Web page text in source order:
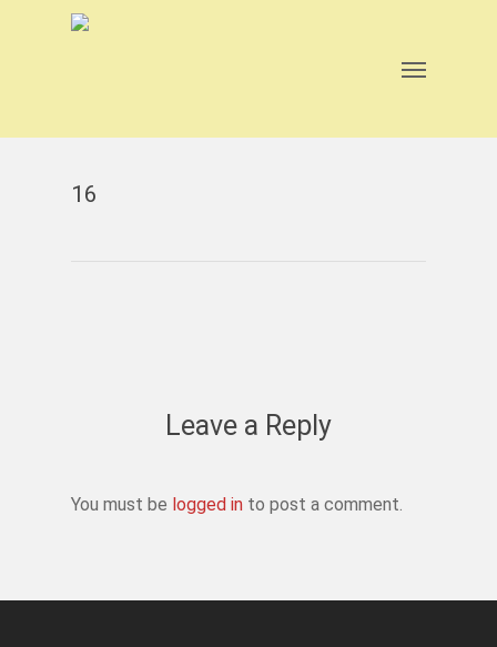
16
Leave a Reply
You must be logged in to post a comment.